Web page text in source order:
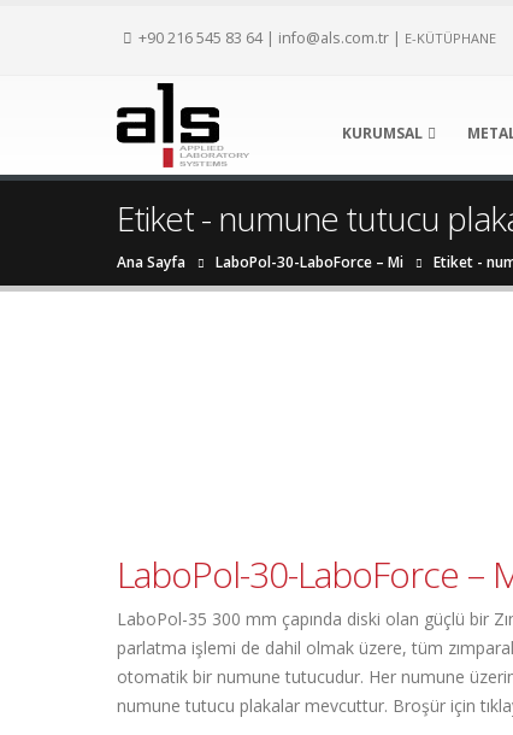
+90 216 545 83 64| info@als.com.tr | E-KÜTÜPHANE
KURUMSAL
Etiket - numune tutucu
Ana Sayfa LaboPol-30-LaboForce – Mi Etiket -
LaboPol-30-LaboForce –
LaboPol-35 300 mm çapında diski olan güçlü bir
parlatma işlemi de dahil olmak üzere, tüm
otomatik bir numune tutucudur. Her numune
numune tutucu plakalar mevcuttur. Broşür için